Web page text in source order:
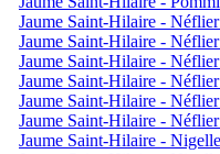
Jaume Saint-Hilaire -
Jaume Saint-Hilaire -
Jaume Saint-Hilaire -
Jaume Saint-Hilaire -
Jaume Saint-Hilaire -
Jaume Saint-Hilaire -
Jaume Saint-Hilaire -